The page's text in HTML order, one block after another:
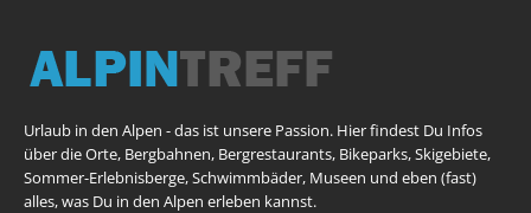
Urlaub in den Alpen - das ist unsere Passion. Hier findest Du Infos
über die Orte, Bergbahnen, Bergrestaurants, Bikeparks, Skigebiete,
Sommer-Erlebnisberge, Schwimmbäder, Museen und eben (fast)
alles, was Du in den Alpen erleben kannst.